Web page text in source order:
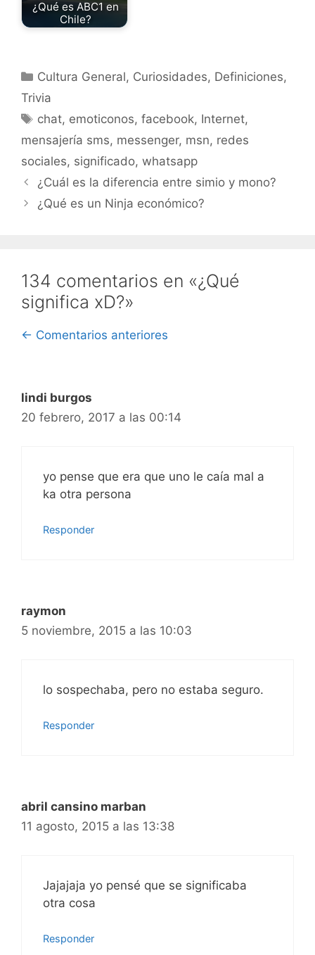
¿Qué es ABC1 en
Chile?
Categorías
Cultura General, Curiosidades, Definiciones,
Trivia
Etiquetas
chat, emoticonos,facebook, Internet,
mensajería sms, messenger, msn, redes
sociales, significado, whatsapp
¿Cuál es la diferencia entre simio y mono?
¿Qué es un Ninja económico?
134 comentarios en «¿Qué
significa xD?»
Navegación
← Comentarios anteriores
lindi burgos
20 febrero, 2017 a las 00:14
yo pense que era que uno le caía mal a
ka otra persona
Responder
raymon
5 noviembre, 2015 a las 10:03
lo sospechaba, pero no estaba seguro.
Responder
abril cansino marban
11 agosto, 2015 a las 13:38
Jajajaja yo pensé que se significaba
otra cosa
Responder